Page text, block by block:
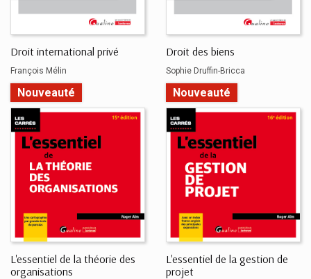
Droit international privé
François Mélin
Droit des biens
Sophie Druffin-Bricca
L'essentiel de la théorie des
organisations
Nouveauté
L'essentiel de la gestion de
projet
Nouveauté